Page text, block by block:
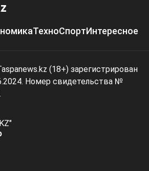
ТехноСпортИнтересное
(18+) зарегистрирован
Номер свидетельства №